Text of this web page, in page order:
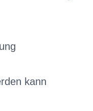
kann